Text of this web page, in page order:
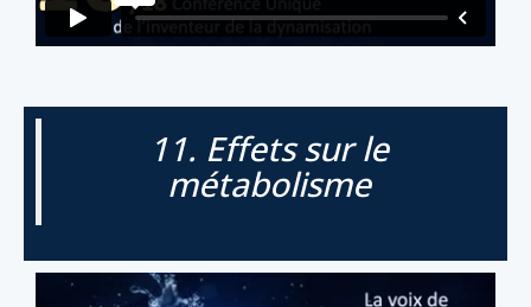
11. Effets sur le
métabolisme